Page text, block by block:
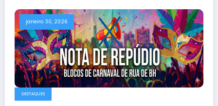
janeiro 30, 2026
DESTAQUES